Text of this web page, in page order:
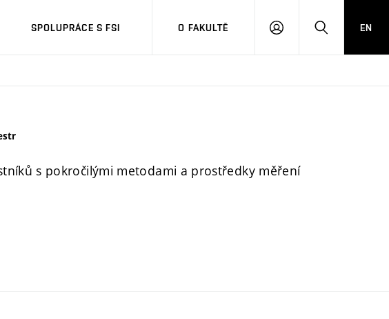
SPOLUPRÁCE S FSI O FAKULTĚ
PŘIHLÁŠENÍHLEDAT
EN
s pokročilými metodami a prostředky měření